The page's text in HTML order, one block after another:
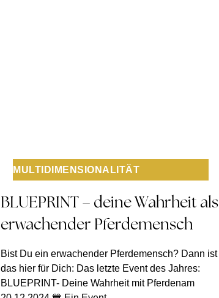
MULTIDIMENSIONALITÄT
BLUEPRINT – deine Wahrheit als
erwachender Pferdemensch
Bist Du ein erwachender Pferdemensch? Dann ist
das hier für Dich: Das letzte Event des Jahres:
BLUEPRINT- Deine Wahrheit mit Pferdenam